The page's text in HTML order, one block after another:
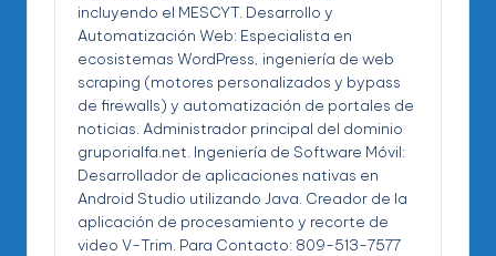
incluyendo el MESCYT. Desarrollo y
Automatización Web: Especialista en
ecosistemas WordPress, ingeniería de web
scraping (motores personalizados y bypass
de firewalls) y automatización de portales de
noticias. Administrador principal del dominio
gruporialfa.net. Ingeniería de Software Móvil:
Desarrollador de aplicaciones nativas en
Android Studio utilizando Java. Creador de la
aplicación de procesamiento y recorte de
video V-Trim. Para Contacto: 809-513-7577